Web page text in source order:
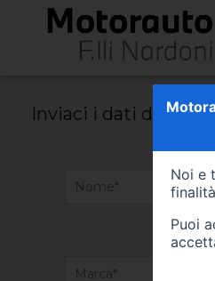
Inviaci i dati della
Noi e
Puoi